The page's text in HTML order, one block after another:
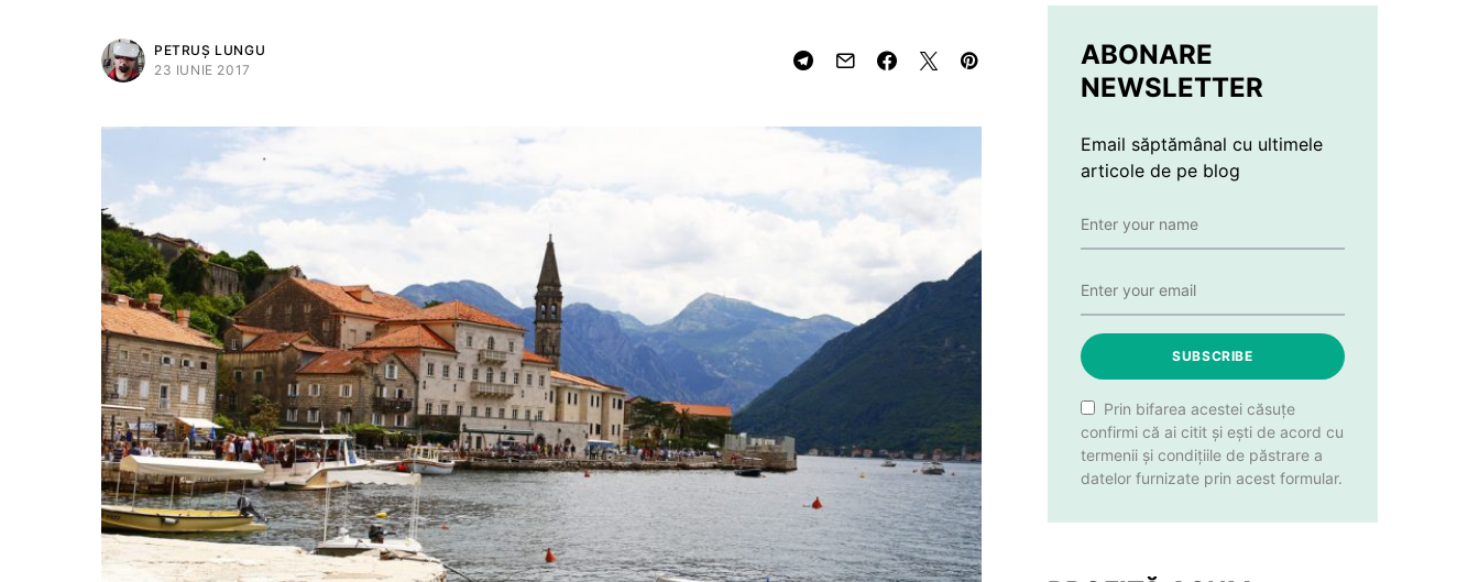
PETRUȘ LUNGU
23 IUNIE 2017
ABONARE
NEWSLETTER
Email săptămânal cu ultimele
articole de pe blog
SUBSCRIBE
Prin bifarea acestei căsuțe
confirmi că ai citit și ești de acord cu
termenii și condițiile de păstrare a
datelor furnizate prin acest formular.